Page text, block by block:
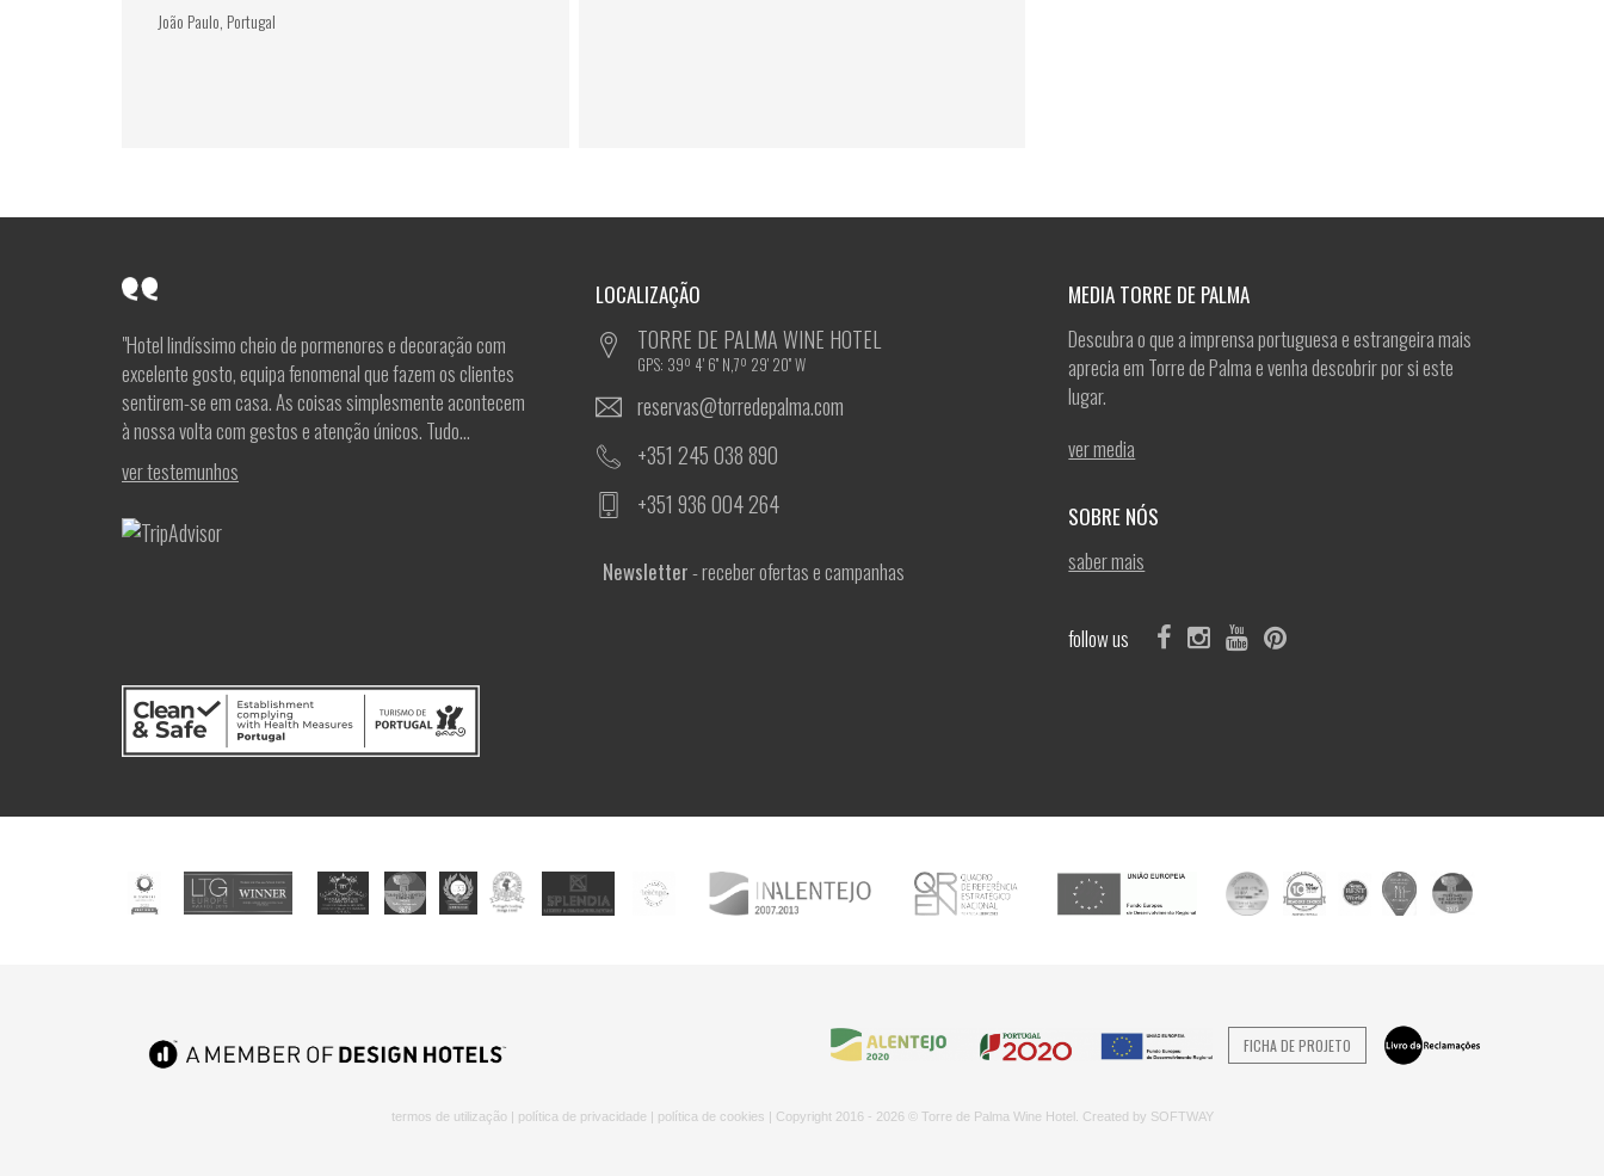
João Paulo, Portugal
"Hotel lindíssimo cheio de pormenores e decoração com
excelente gosto, equipa fenomenal que fazem os clientes
sentirem-se em casa. As coisas simplesmente acontecem
à nossa volta com gestos e atenção únicos. Tudo...
ver testemunhos
LOCALIZAÇÃO
TORRE DE PALMA WINE HOTEL
GPS: 39º 4' 6'' N,7º 29' 20'' W
reservas@torredepalma.com
+351 245 038 890
+351 936 004 264
Newsletter- receber ofertas e campanhas
MEDIA TORRE DE PALMA
Descubra o que a imprensa portuguesa e estrangeira mais
aprecia em Torre de Palma e venha descobrir por si este
lugar.
ver media
SOBRE NÓS
saber mais
follow us
FICHA DE PROJETO
termos de utilização| política de privacidade | política de cookies | Copyright 2016 - 2026 © Torre de Palma Wine Hotel. Created by SOFTWAY